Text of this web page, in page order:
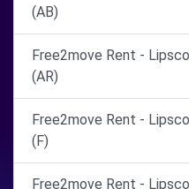
(AB)
Free2move Rent -
(AR)
Free2move Rent -
(F)
Free2move Rent -